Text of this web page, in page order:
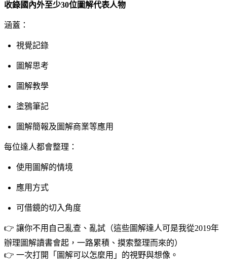
收錄國內外至少30位圖解代表人物
涵蓋：
視覺記錄
圖解思考
圖解教學
塗鴉筆記
圖解簡報及圖解商業等應用
每位達人都會整理：
使用圖解的情境
應用方式
可借鏡的切入角度
👉 讓你不用自己亂查、亂試（這些圖解達人可是我從2019年
辦理圖解讀書會起，一路累積、摸索整理而來的）
👉 一次打開「圖解可以怎麼用」的視野與想像。